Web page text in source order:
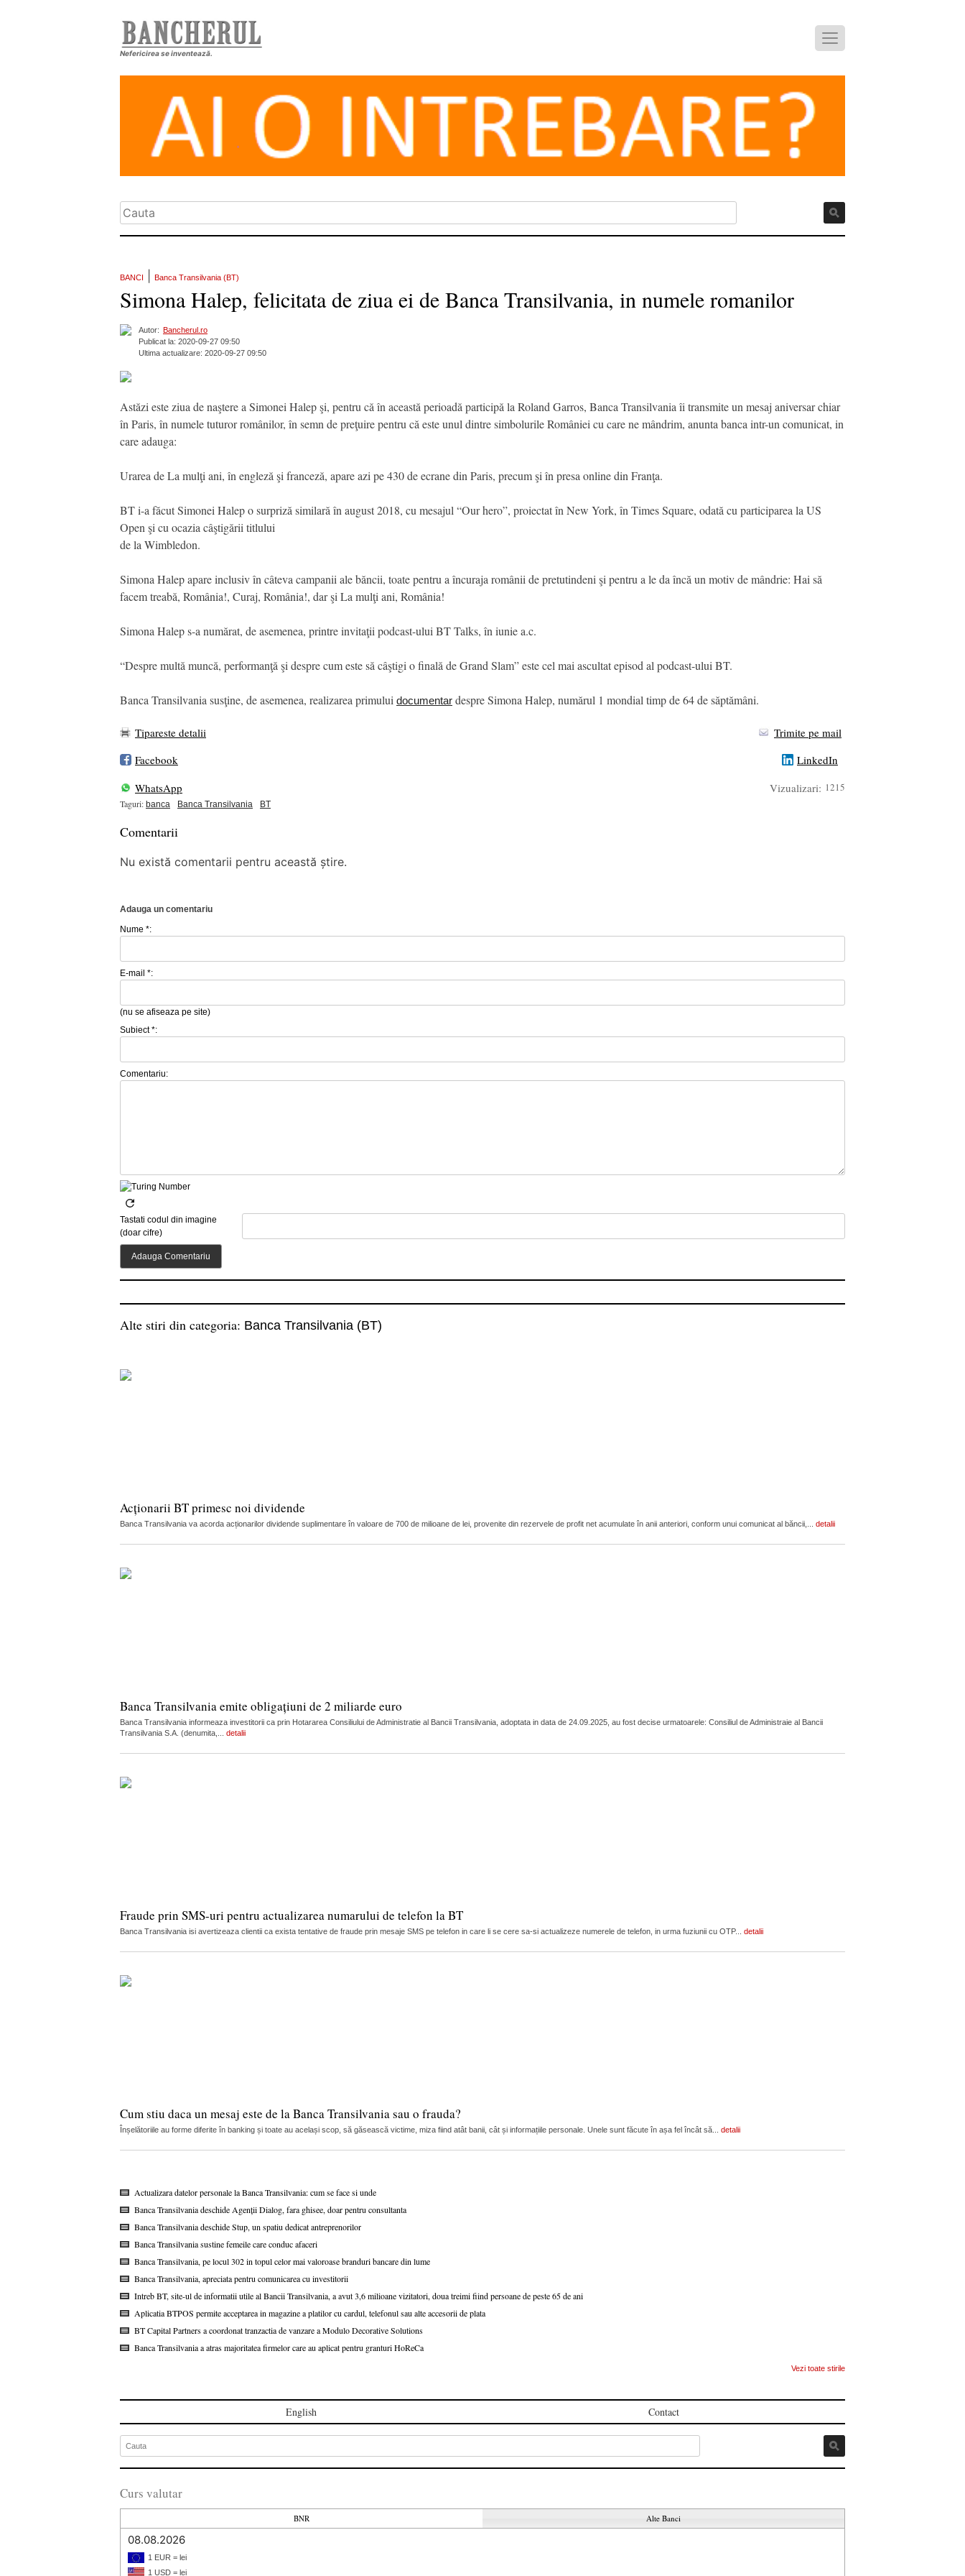
Nefericirea se inventează.
BANCI Banca Transilvania (BT)
Simona Halep, felicitata de ziua ei de Banca Transilvania, in numele romanilor
Autor:
Bancherul.ro
Publicat la: 2020-09-27 09:50
Ultima actualizare: 2020-09-27 09:50
Astăzi este ziua de naştere a Simonei Halep şi, pentru că în această perioadă participă la Roland Garros, Banca Transilvania îi transmite un mesaj aniversar chiar
în Paris, în numele tuturor românilor, în semn de preţuire pentru că este unul dintre simbolurile României cu care ne mândrim, anunta banca intr-un comunicat, in
care adauga:
Urarea de La mulţi ani, în engleză şi franceză, apare azi pe 430 de ecrane din Paris, precum şi în presa online din Franţa.
BT i-a făcut Simonei Halep o surpriză similară în august 2018, cu mesajul “Our hero”, proiectat în New York, în Times Square, odată cu participarea la US
Open şi cu ocazia câştigării titlului
de la Wimbledon.
Simona Halep apare inclusiv în câteva campanii ale băncii, toate pentru a încuraja românii de pretutindeni şi pentru a le da încă un motiv de mândrie: Hai să
facem treabă, România!, Curaj, România!, dar şi La mulţi ani, România!
Simona Halep s-a numărat, de asemenea, printre invitaţii podcast-ului BT Talks, în iunie a.c.
“Despre multă muncă, performanţă şi despre cum este să câştigi o finală de Grand Slam” este cel mai ascultat episod al podcast-ului BT.
Banca Transilvania susţine, de asemenea, realizarea primului documentar despre Simona Halep, numărul 1 mondial timp de 64 de săptămâni.
Tipareste detalii
Trimite pe mail
Facebook
LinkedIn
WhatsApp
Vizualizari: 1215
Taguri: banca Banca Transilvania BT
Comentarii
Nu există comentarii pentru această știre.
Adauga un comentariu
Nume *:
E-mail *:
(nu se afiseaza pe site)
Subiect *:
Comentariu:
Tastati codul din imagine
(doar cifre)
Alte stiri din categoria: Banca Transilvania (BT)
Acționarii BT primesc noi dividende
Banca Transilvania va acorda acționarilor dividende suplimentare în valoare de 700 de milioane de lei, provenite din rezervele de profit net acumulate în anii anteriori, conform unui comunicat al băncii,... detalii
Banca Transilvania emite obligațiuni de 2 miliarde euro
Banca Transilvania informeaza investitorii ca prin Hotararea Consiliului de Administratie al Bancii Transilvania, adoptata in data de 24.09.2025, au fost decise urmatoarele: Consiliul de Administraie al Bancii
Transilvania S.A. (denumita,... detalii
Fraude prin SMS-uri pentru actualizarea numarului de telefon la BT
Banca Transilvania isi avertizeaza clientii ca exista tentative de fraude prin mesaje SMS pe telefon in care li se cere sa-si actualizeze numerele de telefon, in urma fuziunii cu OTP... detalii
Cum stiu daca un mesaj este de la Banca Transilvania sau o frauda?
Înșelătoriile au forme diferite în banking și toate au același scop, să găsească victime, miza fiind atât banii, cât și informațiile personale. Unele sunt făcute în așa fel încât să... detalii
Actualizara datelor personale la Banca Transilvania: cum se face si unde
Banca Transilvania deschide Agenții Dialog, fara ghisee, doar pentru consultanta
Banca Transilvania deschide Stup, un spatiu dedicat antreprenorilor
Banca Transilvania sustine femeile care conduc afaceri
Banca Transilvania, pe locul 302 in topul celor mai valoroase branduri bancare din lume
Banca Transilvania, apreciata pentru comunicarea cu investitorii
Intreb BT, site-ul de informatii utile al Bancii Transilvania, a avut 3,6 milioane vizitatori, doua treimi fiind persoane de peste 65 de ani
Aplicatia BTPOS permite acceptarea in magazine a platilor cu cardul, telefonul sau alte accesorii de plata
BT Capital Partners a coordonat tranzactia de vanzare a Modulo Decorative Solutions
Banca Transilvania a atras majoritatea firmelor care au aplicat pentru granturi HoReCa
Vezi toate stirile
English Contact
Curs valutar
BNR Alte Banci
08.08.2026
1 EUR = lei
1 USD = lei